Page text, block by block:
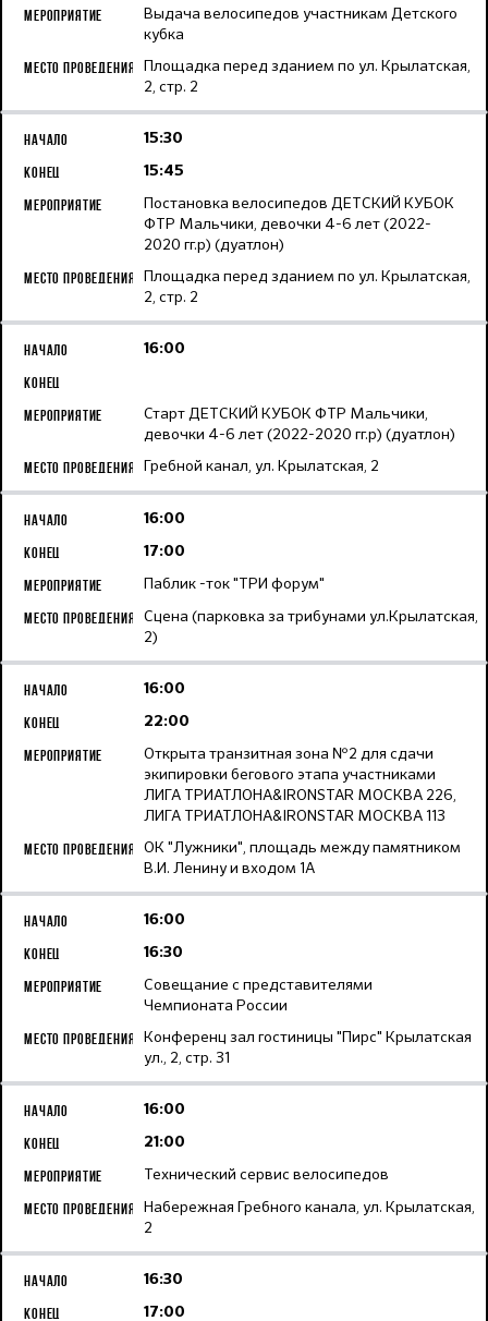
Выдача велосипедов участникам Детского
кубка
Площадка перед зданием по ул. Крылатская,
2, стр. 2
15:30
15:45
Постановка велосипедов ДЕТСКИЙ КУБОК
ФТР Мальчики, девочки 4-6 лет (2022-
2020 гг.р) (дуатлон)
Площадка перед зданием по ул. Крылатская,
2, стр. 2
16:00
Старт ДЕТСКИЙ КУБОК ФТР Мальчики,
девочки 4-6 лет (2022-2020 гг.р) (дуатлон)
Гребной канал, ул. Крылатская, 2
16:00
17:00
Паблик -ток "ТРИ форум"
Сцена (парковка за трибунами ул.Крылатская,
2)
16:00
22:00
Открыта транзитная зона №2 для сдачи
экипировки бегового этапа участниками
ЛИГА ТРИАТЛОНА&IRONSTAR МОСКВА 226,
ЛИГА ТРИАТЛОНА&IRONSTAR МОСКВА 113
ОК "Лужники", площадь между памятником
В.И. Ленину и входом 1А
16:00
16:30
Совещание с представителями
Чемпионата России
Конференц зал гостиницы "Пирс" Крылатская
ул., 2, стр. 31
16:00
21:00
Технический сервис велосипедов
Набережная Гребного канала, ул. Крылатская,
2
16:30
17:00